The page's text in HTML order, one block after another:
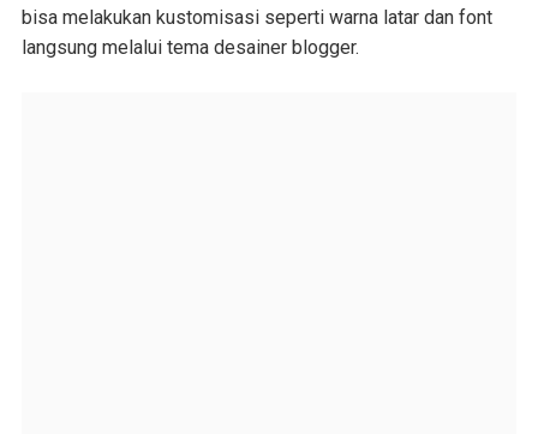
bisa melakukan kustomisasi seperti warna latar dan font
langsung melalui tema desainer blogger.